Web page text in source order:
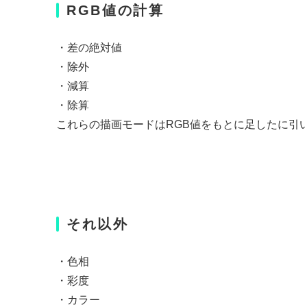
RGB値の計算
・差の絶対値
・除外
・減算
・除算
これらの描画モードはRGB値をもとに足したに引
それ以外
・色相
・彩度
・カラー